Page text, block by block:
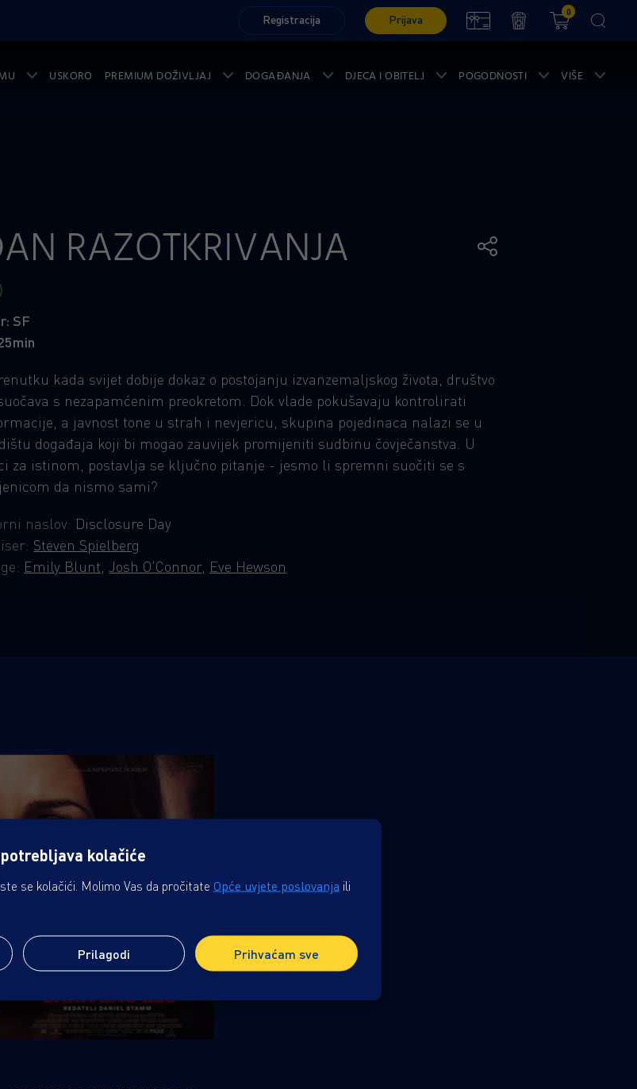
Registracija Prijava
0
USKORO PREMIUM DOŽIVLJAJ DOGAĐANJA DJECA I OBITELJ POGODNOSTI VIŠE
RAZOTKRIVANJA
SF
kada svijet dobije dokaz o postojanju izvanzemaljskog života, društvo
s nezapamćenim preokretom. Dok vlade pokušavaju kontrolirati
a javnost tone u strah i nevjericu, skupina pojedinaca nalazi se u
događaja koji bi mogao zauvijek promijeniti sudbinu čovječanstva. U
za istinom, postavlja se ključno pitanje - jesmo li spremni suočiti se s
da nismo sami?
naslov: Disclosure Day
Steven Spielberg
Emily Blunt Josh O'Connor Eve Hewson
kolačiće
se kolačići. Molimo Vas da pročitate Opće uvjete poslovanja ili
Prilagodi Prihvaćam sve